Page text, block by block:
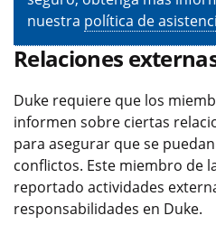
nuestra política de
Relaciones
Duke requiere que los
informen sobre ciertas
para asegurar que se
conflictos. Este miembro de
reportado actividades
responsabilidades en Duke.